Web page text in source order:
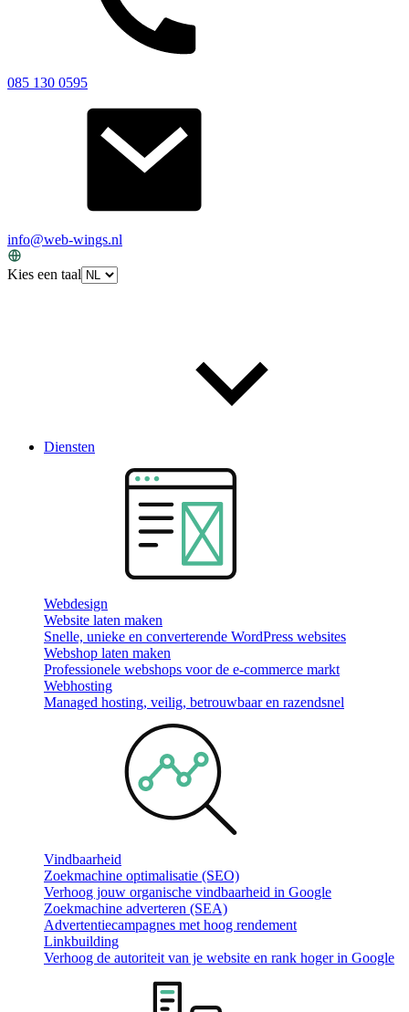
085 130 0595
info@web-wings.nl
Kies een taal
Diensten
Webdesign
Website laten maken
Snelle, unieke en converterende WordPress websites
Webshop laten maken
Professionele webshops voor de e-commerce markt
Webhosting
Managed hosting, veilig, betrouwbaar en razendsnel
Vindbaarheid
Zoekmachine optimalisatie (SEO)
Verhoog jouw organische vindbaarheid in Google
Zoekmachine adverteren (SEA)
Advertentiecampagnes met hoog rendement
Linkbuilding
Verhoog de autoriteit van je website en rank hoger in Google